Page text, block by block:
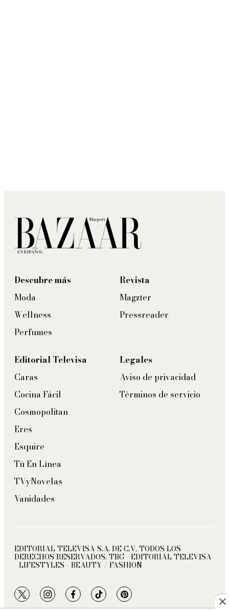
Descubre más
Moda
Wellness
Perfumes
Revista
Magzter
Pressreader
Editorial Televisa
Caras
Cocina Fácil
Cosmopolitan
Eres
Esquire
Tú En Línea
TVyNovelas
Vanidades
Legales
Aviso de privacidad
Términos de servicio
EDITORIAL TELEVISA S.A. DE C.V. TODOS LOS
DERECHOS RESERVADOS. TBG - EDITORIAL TELEVISA
- LIFESTYLES - BEAUTY / FASHION
twitterinstagramfacebooktiktokpinterest